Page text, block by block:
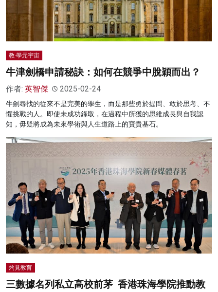
教·學元宇宙
牛津劍橋申請秘訣：如何在競爭中脫穎而出？
作者: 英智傑 2025-02-24
牛劍尋找的從來不是完美的學生，而是那些勇於提問、敢於思考、不
懼挑戰的人。即使未成功錄取，在過程中所獲的思維成長與自我認
知，毋疑將成為未來學術與人生道路上的寶貴基石。
灼見教育
三數據名列私立高校前茅 香港珠海學院推動教